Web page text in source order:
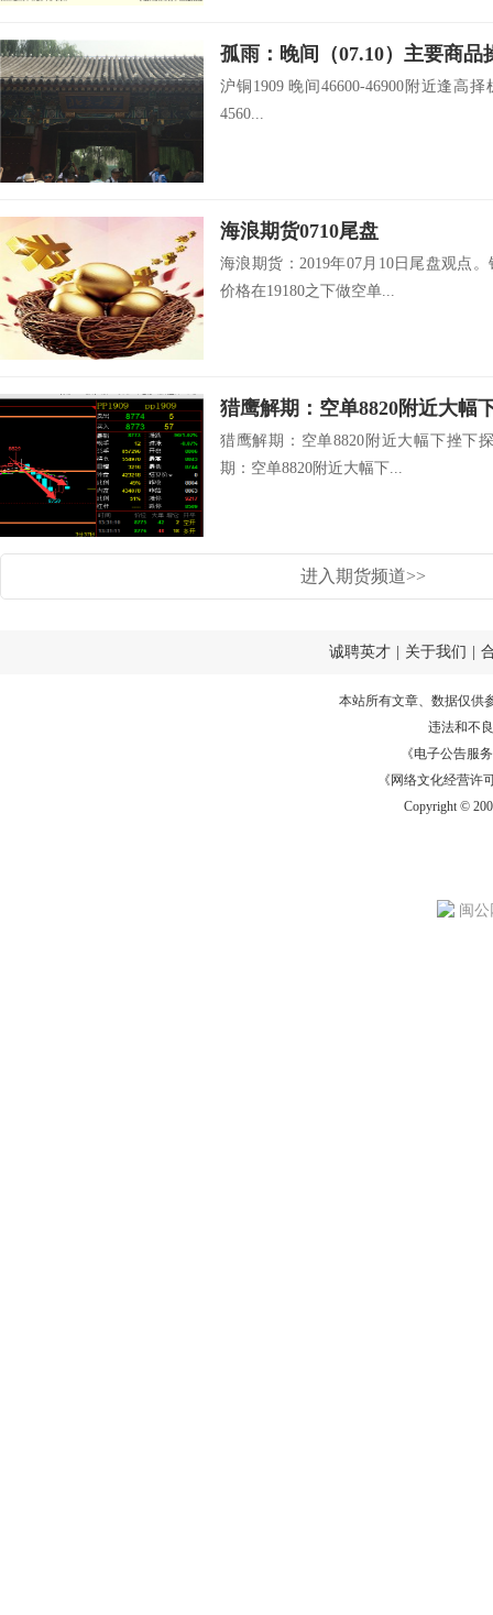
孤雨：晚间（07.10）主要商品
沪铜1909 晚间46600-46900附近逢高
4560...
海浪期货0710尾盘
海浪期货：2019年07月10日尾盘观点
价格在19180之下做空单...
猎鹰解期：空单8820附近大幅下挫下
期：空单8820附近大幅下...
进入期货频道>>
诚聘英才 关于我们
本站所有文章、数据仅供
违法和不
《电子公告服务
《网络文化经营许
Copyright ©
闽公